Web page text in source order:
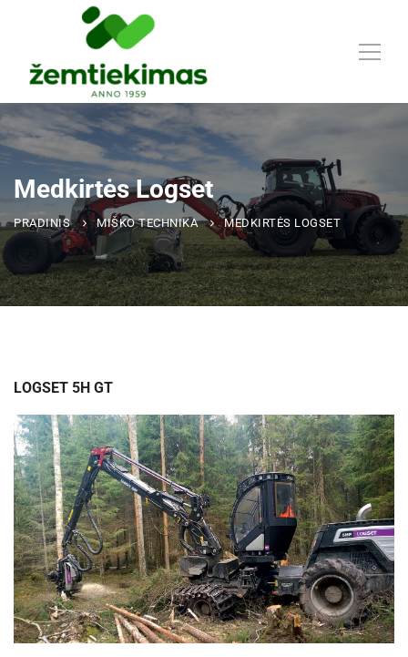
Medkirtės Logset
PRADINIS MIŠKO TECHNIKA MEDKIRTĖS LOGSET
LOGSET 5H GT